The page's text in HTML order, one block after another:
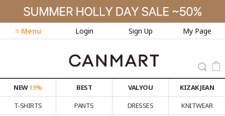
≡ Menu Login Sign Up My Page
NEW15% BEST VALYOU
KIZAK JEAN
T-SHIRTS
PANTS DRESSES
KNITWEAR